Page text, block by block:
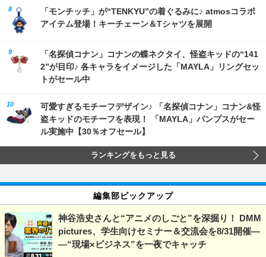
「モンチッチ」が“TENKYU”の着ぐるみに♪ atmosコラボ
アイテム登場！キーチェーン＆Tシャツを展開
「名探偵コナン」コナンの蝶ネクタイ、怪盗キッドの“141
2”が目印♪ 各キャラをイメージした「MAYLA」リングセッ
トがセール中
可愛すぎるモチーフデザイン♪ 「名探偵コナン」コナン&怪
盗キッドのモチーフを表現！ 「MAYLA」パンプスがセー
ル実施中【30％オフセール】
ランキングをもっと見る
編集部ピックアップ
神谷浩史さんと“アニメのしごと”を深掘り！ DMM
pictures、学生向けセミナー＆交流会を8/31開催―
―“現場×ビジネス”を一夜でキャッチ